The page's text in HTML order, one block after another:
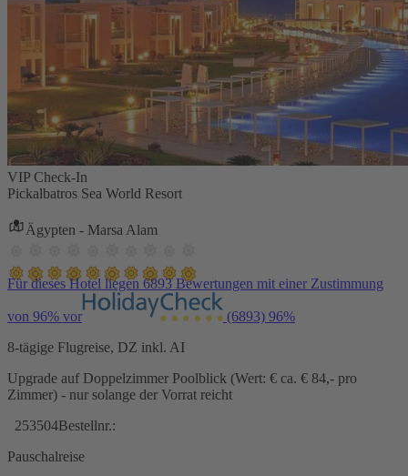
VIP Check-In
Pickalbatros Sea World Resort
Ägypten - Marsa Alam
Für dieses Hotel liegen 6893 Bewertungen mit einer Zustimmung
von 96% vor (6893) 96%
8-tägige Flugreise, DZ inkl. AI
Upgrade auf Doppelzimmer Poolblick (Wert: € ca. € 84,- pro
Zimmer) - nur solange der Vorrat reicht
253504Bestellnr.:
Pauschalreise